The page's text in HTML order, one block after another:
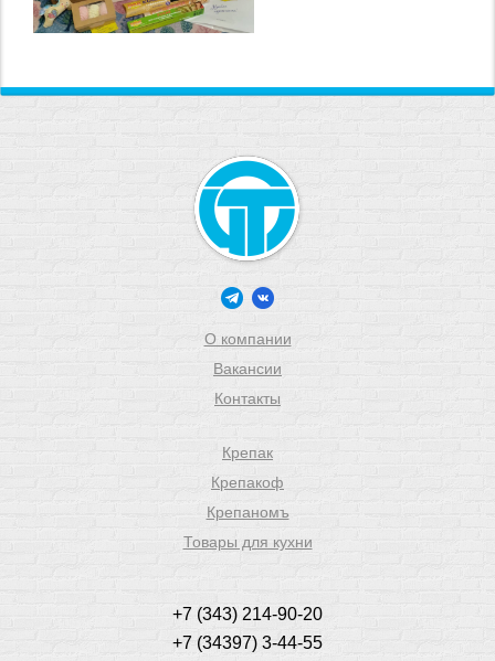
О компании
Вакансии
Контакты
Крепак
Крепакоф
Крепаномъ
Товары для кухни
+7 (343) 214-90-20
+7 (34397) 3-44-55